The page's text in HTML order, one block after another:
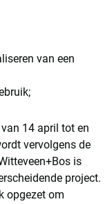
van een
14 april tot en
vervolgens de
is
project.
opgezet om